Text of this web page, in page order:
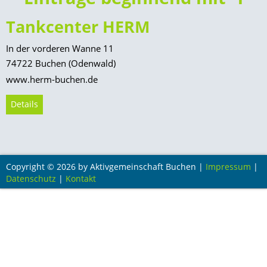
Aktivnacht
Dämmer-Shoppen
Schützenmarkt
Herbstmarkt
Tankcenter HERM
In der vorderen Wanne 11
74722 Buchen (Odenwald)
www.herm-buchen.de
Details
Copyright © 2026 by Aktivgemeinschaft Buchen | Impressum |
Datenschutz | Kontakt